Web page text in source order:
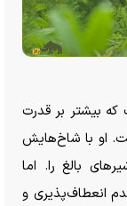
که بیشتر بر قدرت
او با شاخ‌هایش
بالغ را. اما
انعطاف‌پذیری و